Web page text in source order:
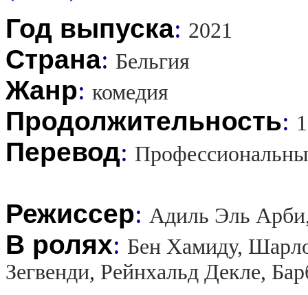
Год выпуска: 2021
Страна: Бельгия
Жанр: комедия
Продолжительность:
Перевод:
Режиссер: Адиль Эль
В ролях: Бен Хамиду,
Зегвенди, Рейнхальд Декле,